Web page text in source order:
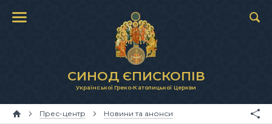
СИНОД ЄПИСКОПІВ
Української Греко-Католицької Церкви
Прес-центр Новини та анонси